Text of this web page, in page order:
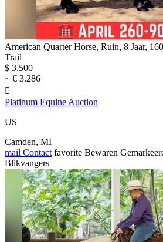
American Quarter Horse, Ruin, 8 Jaar,
Trail
$ 3.500
~ € 3.286

Platinum Equine Auction
US
Camden, MI
mail Contact favorite Bewaren
Blikvangers